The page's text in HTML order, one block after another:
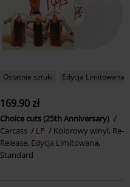
Ostatnie sztuki Edycja Limitowana
169.90 zł
Choice cuts (25th Anniversary)
Carcass
LP
Kolorowy winyl, Re-
Release, Edycja Limitowana,
Standard